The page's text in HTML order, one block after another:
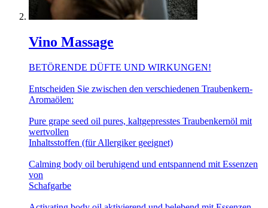
Vino Massage
BETÖRENDE DÜFTE UND WIRKUNGEN!
Entscheiden Sie zwischen den verschiedenen Traubenkern-
Aromaölen:
Pure grape seed oil pures, kaltgepresstes Traubenkernöl mit
wertvollen
Inhaltsstoffen (für Allergiker geeignet)
Calming body oil beruhigend und entspannend mit Essenzen
von
Schafgarbe